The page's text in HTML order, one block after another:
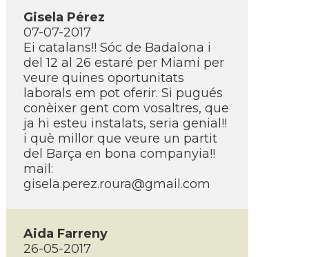
Gisela Pérez
07-07-2017
Ei catalans!! Sóc de Badalona i
del 12 al 26 estaré per Miami per
veure quines oportunitats
laborals em pot oferir. Si pugués
conèixer gent com vosaltres, que
ja hi esteu instalats, seria genial!!
i què millor que veure un partit
del Barça en bona companyia!!
mail:
gisela.perez.roura@gmail.com
Aida Farreny
26-05-2017